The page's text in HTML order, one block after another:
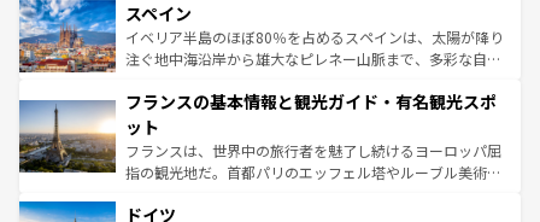
ろん、トスカーナの美しい田園風景やアマルフィ海岸の絶
景など、自然景観も見逃せない。観光の合間には、本場の
ピザやパスタなど、絶品のイタリア料理を堪能することも
ませてくれるイタリアで、忘れられない旅をしてみよう！
なお、新着のイタリア情報は
しい。
スペイン
イベリア半島のほぼ80％を占めるスペインは、太陽が降り
注ぐ地中海沿岸から雄大なピレネー山脈まで、多彩な自然
文化が根付くこの国では、情熱的なフラメンコ、熱気あふ
れる闘牛、そして美味しいタパスが生活の一部となってい
る。首都マドリードの洗練された雰囲気や、バルセロナの
アートに溢れた街角から、地方では古代ローマ遺跡や中世
せる。地方によって風土や気候が異なるスペインはその個
フランスの基本情報と観光ガイド・有名観光スポ
ット
フランスは、世界中の旅行者を魅了し続けるヨーロッパ屈
指の観光地だ。首都パリのエッフェル塔やルーブル美術館
で、幅広い魅力が詰まっている。華麗な宮殿、歴史的な大
ドイツ